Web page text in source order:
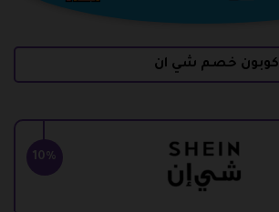
كوبون خصم شي ان
10%